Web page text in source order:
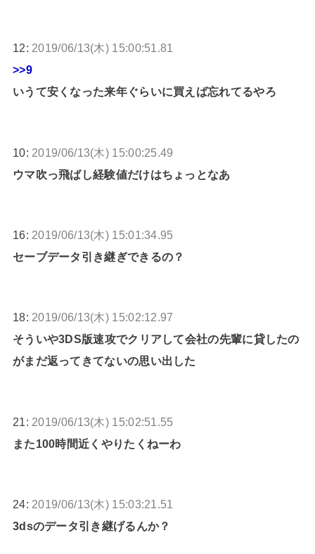
12: 2019/06/13(木) 15:00:51.81
>>9
いうて安くなった来年ぐらいに買えば忘れてるやろ
10: 2019/06/13(木) 15:00:25.49
ウマ吹っ飛ばし経験値だけはちょっとなあ
16: 2019/06/13(木) 15:01:34.95
セーブデータ引き継ぎできるの？
18: 2019/06/13(木) 15:02:12.97
そういや3DS版速攻でクリアして会社の先輩に貸したの
がまだ返ってきてないの思い出した
21: 2019/06/13(木) 15:02:51.55
また100時間近くやりたくねーわ
24: 2019/06/13(木) 15:03:21.51
3dsのデータ引き継げるんか？